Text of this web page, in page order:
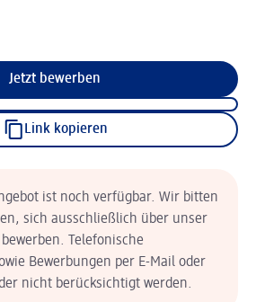
Jetzt bewerben
Link kopieren
ist noch verfügbar. Wir bitten
sich ausschließlich über unser
Telefonische
Bewerbungen per E-Mail oder
nicht berücksichtigt werden.